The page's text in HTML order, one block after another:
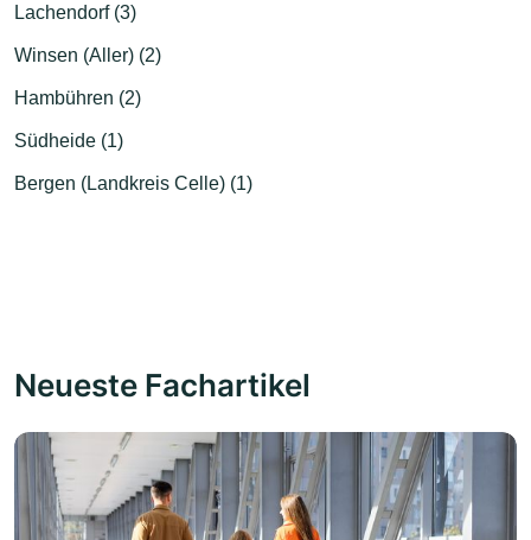
Lachendorf (3)
Winsen (Aller) (2)
Hambühren (2)
Südheide (1)
Bergen (Landkreis Celle) (1)
Neueste Fachartikel